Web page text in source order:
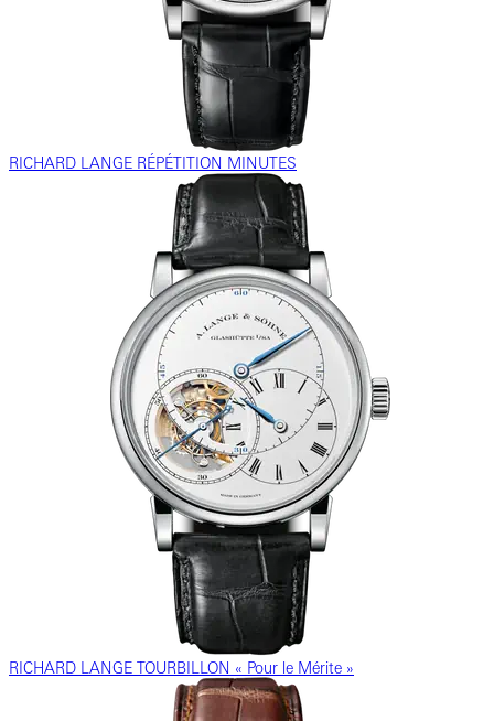
RICHARD LANGE RÉPÉTITION MINUTES
RICHARD LANGE TOURBILLON « Pour le Mérite »